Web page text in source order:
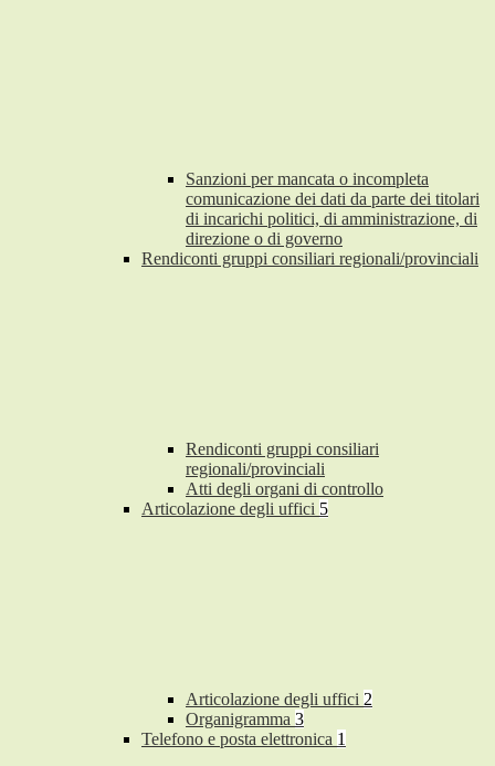
Sanzioni per mancata o incompleta
comunicazione dei dati da parte dei titolari
di incarichi politici, di amministrazione, di
direzione o di governo
Rendiconti gruppi consiliari regionali/provinciali
Rendiconti gruppi consiliari
regionali/provinciali
Atti degli organi di controllo
Articolazione degli uffici 5
Articolazione degli uffici 2
Organigramma 3
Telefono e posta elettronica 1